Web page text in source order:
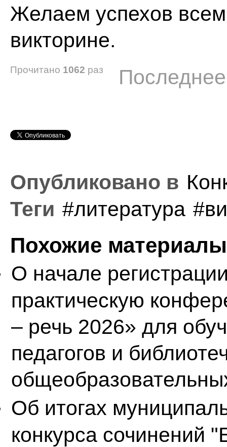
Желаем успехов
викторине.
Прочитано 1062 раз
Опубликовано в
Теги
литература
Похожие материалы
О начале
практическую
– речь 2026» для
педагогов и
Об итогах
конкурса сочинений